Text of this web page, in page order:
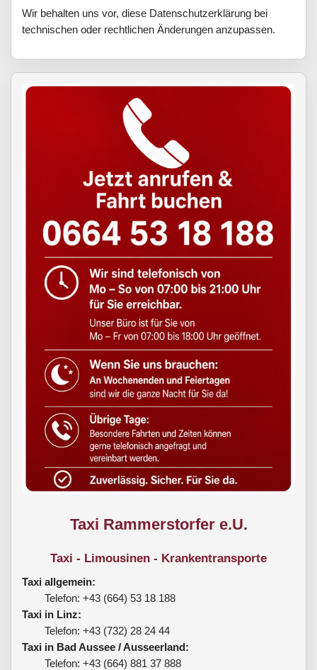
Wir behalten uns vor, diese Datenschutzerklärung bei
technischen oder rechtlichen Änderungen anzupassen.
Taxi Rammerstorfer e.U.
Taxi - Limousinen - Krankentransporte
Taxi allgemein:
Telefon: +43 (664) 53 18 188
Taxi in Linz:
Telefon: +43 (732) 28 24 44
Taxi in Bad Aussee / Ausseerland:
Telefon: +43 (664) 881 37 888